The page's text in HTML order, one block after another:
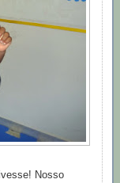
Nosso